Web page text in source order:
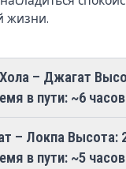
культурное
посещение
Чокангпаро и
культурную
Му Гомпа
на
панорамные
жизни.
– Джагат
в пути: ~6 часов
– Локпа Высота:
в пути: ~5 часов